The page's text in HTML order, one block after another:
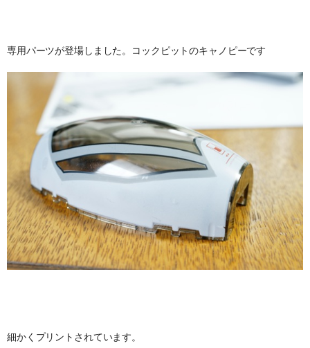
専用パーツが登場しました。コックピットのキャノピーです
細かくプリントされています。